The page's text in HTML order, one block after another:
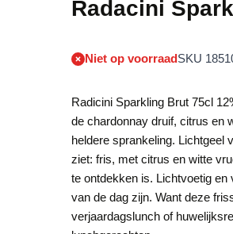
Radacini
Niet op voorraadSKU
Radicini Sparkling Brut 75cl
de chardonnay druif, citrus en
heldere sprankeling. Lichtgeel
ziet: fris, met citrus en witte
te ontdekken is. Lichtvoetig en
van de dag zijn. Want deze
verjaardagslunch of